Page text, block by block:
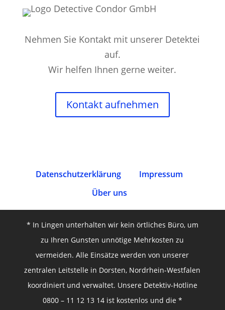
Nehmen Sie Kontakt mit unserer Detektei
auf.
Wir helfen Ihnen gerne weiter.
Kontakt aufnehmen
Datenschutz­erklärung
Impressum
Über uns
* In Lingen unterhalten wir kein örtliches Büro, um
zu Ihren Gunsten unnötige Mehrkosten zu
vermeiden. Alle Einsätze werden von unserer
zentralen Leitstelle in Dorsten, Nordrhein-Westfalen
koordiniert und verwaltet. Unsere Detektiv-Hotline
0800 – 11 12 13 14 ist kostenlos und die *